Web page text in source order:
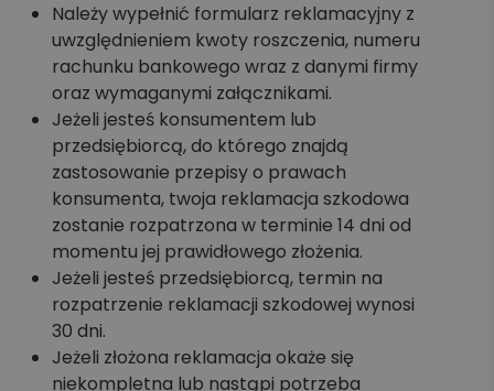
Należy wypełnić formularz reklamacyjny z
uwzględnieniem kwoty roszczenia, numeru
rachunku bankowego wraz z danymi firmy
oraz wymaganymi załącznikami.
Jeżeli jesteś konsumentem lub
przedsiębiorcą, do którego znajdą
zastosowanie przepisy o prawach
konsumenta, twoja reklamacja szkodowa
zostanie rozpatrzona w terminie 14 dni od
momentu jej prawidłowego złożenia.
Jeżeli jesteś przedsiębiorcą, termin na
rozpatrzenie reklamacji szkodowej wynosi
30 dni.
Jeżeli złożona reklamacja okaże się
niekompletna lub nastąpi potrzeba